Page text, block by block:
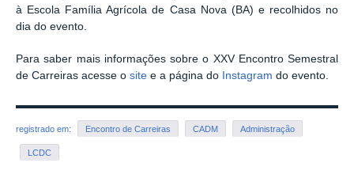
à Escola Família Agrícola de Casa Nova (BA) e recolhidos no
dia do evento.
Para saber mais informações sobre o XXV Encontro Semestral
de Carreiras acesse o site e a página do Instagram do evento.
registrado em: Encontro de Carreiras CADM Administração
LCDC